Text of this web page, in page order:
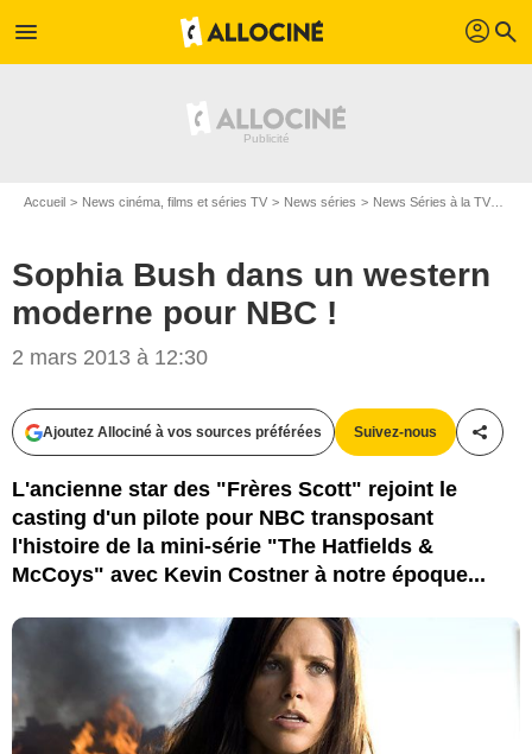
menu profil search
Accueil News cinéma, films et séries TV News séries News Séries à la TV
Sophia Bush dans un western
moderne pour NBC !
2 mars 2013 à 12:30
Ajoutez Allociné à vos sources préférées Suivez-nous
L'ancienne star des "Frères Scott" rejoint le
casting d'un pilote pour NBC transposant
l'histoire de la mini-série "The Hatfields &
McCoys" avec Kevin Costner à notre époque...